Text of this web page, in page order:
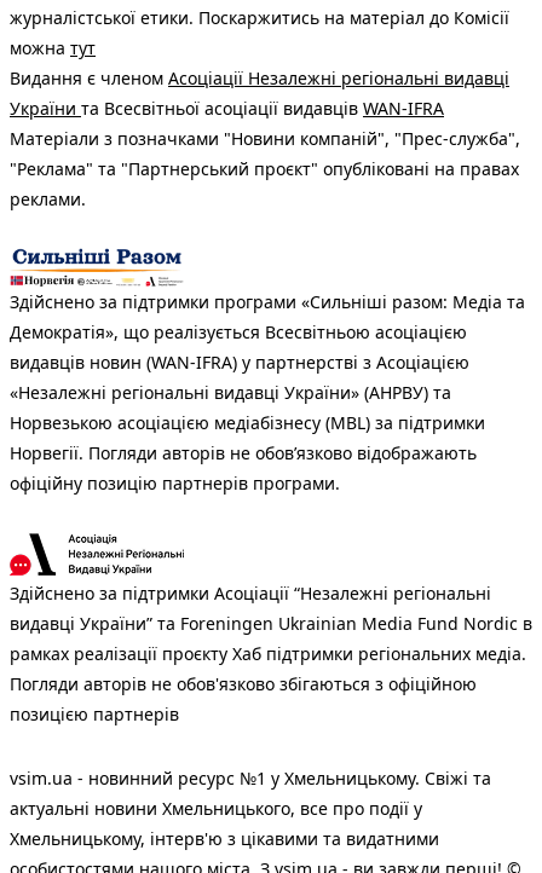
журналістської етики. Поскаржитись на матеріал до Комісії
можна тут
Видання є членом Асоціації Незалежні регіональні видавці
України та Всесвітньої асоціації видавців WAN-IFRA
Матеріали з позначками "Новини компаній", "Прес-служба",
"Реклама" та "Партнерський проєкт" опубліковані на правах
реклами.
Здійснено за підтримки програми «Сильніші разом: Медіа та
Демократія», що реалізується Всесвітньою асоціацією
видавців новин (WAN-IFRA) у партнерстві з Асоціацією
«Незалежні регіональні видавці України» (АНРВУ) та
Норвезькою асоціацією медіабізнесу (MBL) за підтримки
Норвегії. Погляди авторів не обов’язково відображають
офіційну позицію партнерів програми.
Здійснено за підтримки Асоціації “Незалежні регіональні
видавці України” та Foreningen Ukrainian Media Fund Nordic в
рамках реалізації проєкту Хаб підтримки регіональних медіа.
Погляди авторів не обов'язково збігаються з офіційною
позицією партнерів
vsim.ua - новинний ресурс №1 у Хмельницькому. Свіжі та
актуальні новини Хмельницького, все про події у
Хмельницькому, інтерв'ю з цікавими та видатними